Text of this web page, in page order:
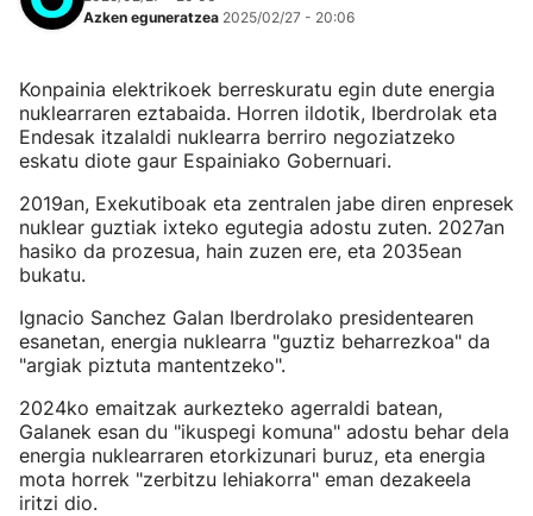
Azken eguneratzea 2025/02/27 - 20:06
Konpainia elektrikoek berreskuratu egin dute energia
nuklearraren eztabaida. Horren ildotik, Iberdrolak eta
Endesak itzalaldi nuklearra berriro negoziatzeko
eskatu diote gaur Espainiako Gobernuari.
2019an, Exekutiboak eta zentralen jabe diren enpresek
nuklear guztiak ixteko egutegia adostu zuten. 2027an
hasiko da prozesua, hain zuzen ere, eta 2035ean
bukatu.
Ignacio Sanchez Galan Iberdrolako presidentearen
esanetan, energia nuklearra "guztiz beharrezkoa" da
"argiak piztuta mantentzeko".
2024ko emaitzak aurkezteko agerraldi batean,
Galanek esan du "ikuspegi komuna" adostu behar dela
energia nuklearraren etorkizunari buruz, eta energia
mota horrek "zerbitzu lehiakorra" eman dezakeela
iritzi dio.